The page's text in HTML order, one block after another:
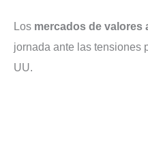
Los mercados de valores
jornada ante las tensiones
UU.